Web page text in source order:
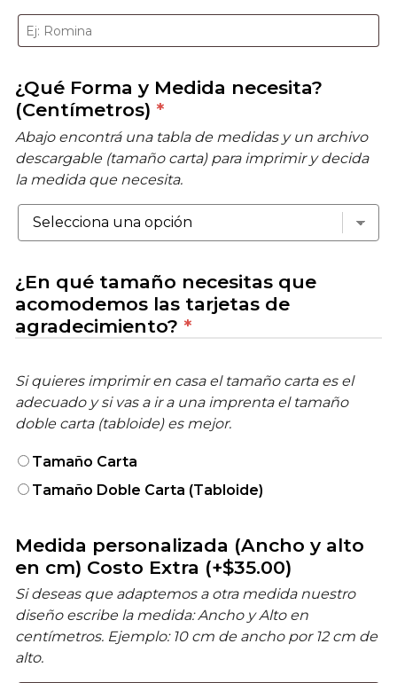
¿Qué Forma y Medida necesita?
(Centímetros) *
Abajo encontrá una tabla de medidas y un archivo
descargable (tamaño carta) para imprimir y decida
la medida que necesita.
¿En qué tamaño necesitas que
acomodemos las tarjetas de
agradecimiento? *
Si quieres imprimir en casa el tamaño carta es el
adecuado y si vas a ir a una imprenta el tamaño
doble carta (tabloide) es mejor.
Tamaño Carta
Tamaño Doble Carta (Tabloide)
Medida personalizada (Ancho y alto
en cm) Costo Extra (+$35.00)
Si deseas que adaptemos a otra medida nuestro
diseño escribe la medida: Ancho y Alto en
centímetros. Ejemplo: 10 cm de ancho por 12 cm de
alto.